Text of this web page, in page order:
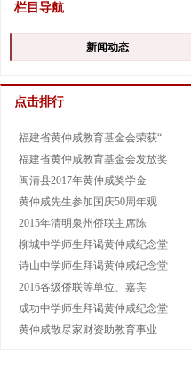
栏目导航
新闻动态
点击排行
福建省黄仲咸教育基金会荣获“
福建省黄仲咸教育基金会发放奖
闽清县2017年黄仲咸奖学金
黄仲咸先生参加国庆50周年观
2015年清明泉州侨联主席陈
柳城中学师生拜谒黄仲咸纪念堂
诗山中学师生拜谒黄仲咸纪念堂
2016各级侨联等单位、嘉宾
成功中学师生拜谒黄仲咸纪念堂
黄仲咸散尽家财资助教育事业